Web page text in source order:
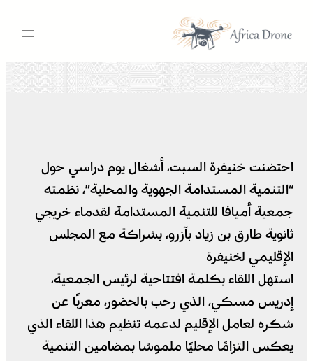
المحتوى
احتضنت خنيفرة السبت، أشغال يوم دراسي حول
“التنمية المستدامة الجهوية والمحلية”، نظمته
جمعية أميافا للتنمية المستدامة لقدماء خريجي
ثانوية طارق بن زياد بآزرو، بشراكة مع المجلس
الإقليمي لخنيفرة
استهل اللقاء بكلمة افتتاحية لرئيس الجمعية،
إدريس مسكي، الذي رحب بالحضور، معربًا عن
شكره لعامل الإقليم لدعمه تنظيم هذا اللقاء الذي
يعكس التزامًا محليًا ملموسًا بمضامين التنمية